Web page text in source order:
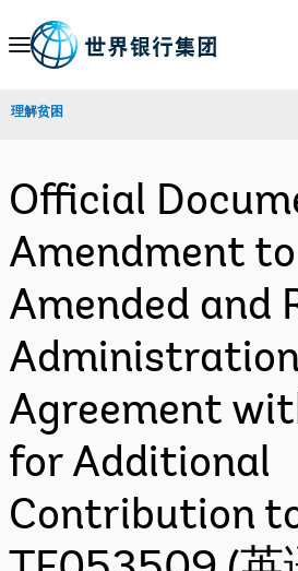
Skip
Navigation
理解贫困
Official
Amendment
Amended and
Administration
Agreement
for Additional
Contribution